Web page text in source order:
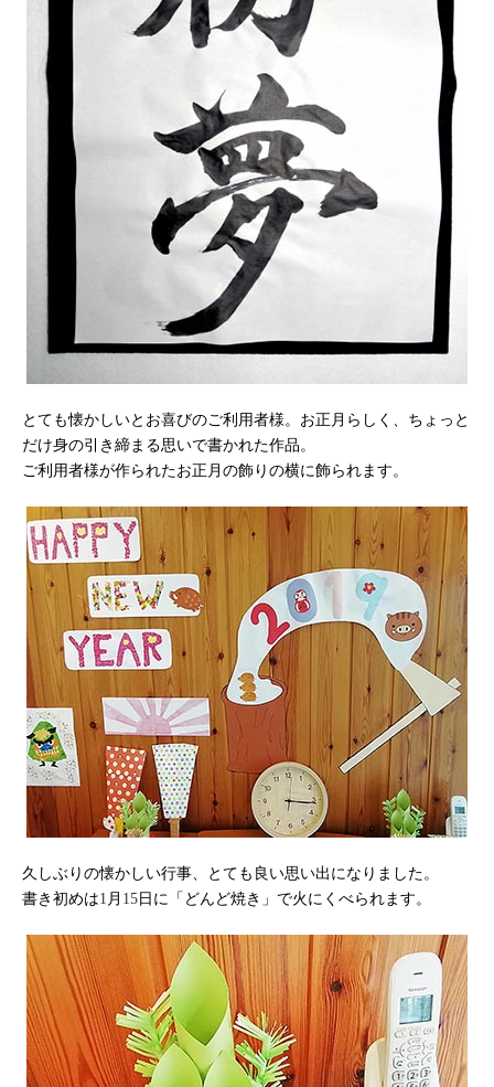
とても懐かしいとお喜びのご利用者様。お正月らしく、ちょっと
だけ身の引き締まる思いで書かれた作品。
ご利用者様が作られたお正月の飾りの横に飾られます。
久しぶりの懐かしい行事、とても良い思い出になりました。
書き初めは1 月 15日に「どんど焼き」で火にくべられます。